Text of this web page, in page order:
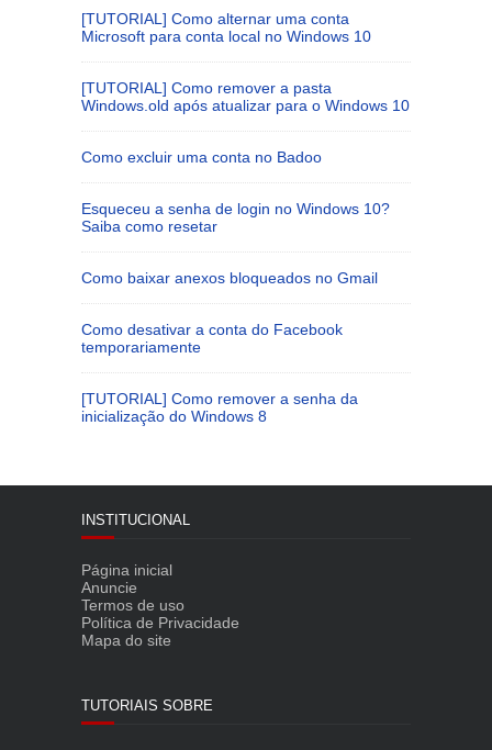
[TUTORIAL] Como alternar uma conta
Microsoft para conta local no Windows 10
[TUTORIAL] Como remover a pasta
Windows.old após atualizar para o Windows 10
Como excluir uma conta no Badoo
Esqueceu a senha de login no Windows 10?
Saiba como resetar
Como baixar anexos bloqueados no Gmail
Como desativar a conta do Facebook
temporariamente
[TUTORIAL] Como remover a senha da
inicialização do Windows 8
INSTITUCIONAL
Página inicial
Anuncie
Termos de uso
Política de Privacidade
Mapa do site
TUTORIAIS SOBRE